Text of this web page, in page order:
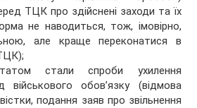
ТЦК про здійснені заходи та їх
не наводиться, тож, імовірно,
але краще переконатися в
стали спроби ухилення
військового обов’язку (відмова
подання заяв про звільнення